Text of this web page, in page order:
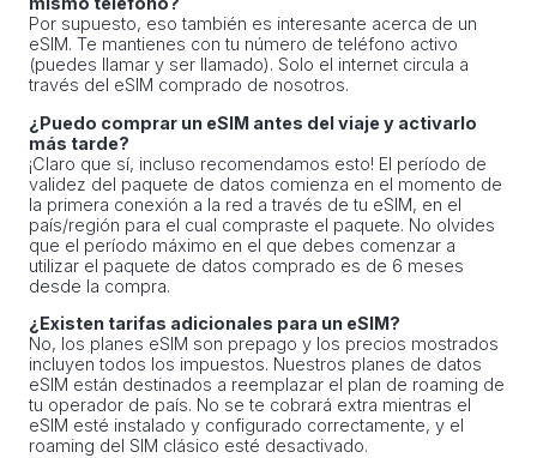
Por supuesto, eso también es interesante acerca de un
eSIM. Te mantienes con tu número de teléfono activo
(puedes llamar y ser llamado). Solo el internet circula a
través del eSIM comprado de nosotros.
¿Puedo comprar un eSIM antes del viaje y activarlo
más tarde?
¡Claro que sí, incluso recomendamos esto! El período de
validez del paquete de datos comienza en el momento de
la primera conexión a la red a través de tu eSIM, en el
país/región para el cual compraste el paquete. No olvides
que el período máximo en el que debes comenzar a
utilizar el paquete de datos comprado es de 6 meses
desde la compra.
¿Existen tarifas adicionales para un eSIM?
No, los planes eSIM son prepago y los precios mostrados
incluyen todos los impuestos. Nuestros planes de datos
eSIM están destinados a reemplazar el plan de roaming de
tu operador de país. No se te cobrará extra mientras el
eSIM esté instalado y configurado correctamente, y el
roaming del SIM clásico esté desactivado.